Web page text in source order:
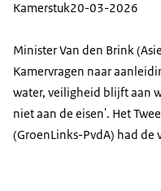
Kamerstuk20-03-2026
Minister Van den Brink
Kamervragen naar
water, veiligheid blijft aan
niet aan de eisen'. Het
(GroenLinks-PvdA) had de